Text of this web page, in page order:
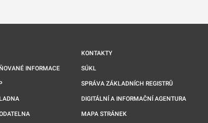
INFORMACE
KONTAKTY
SÚKL
SPRÁVA ZÁKLADNÍCH REGISTRŮ
DIGITÁLNÍ A INFORMAČNÍ AGENTURA
MAPA STRÁNEK